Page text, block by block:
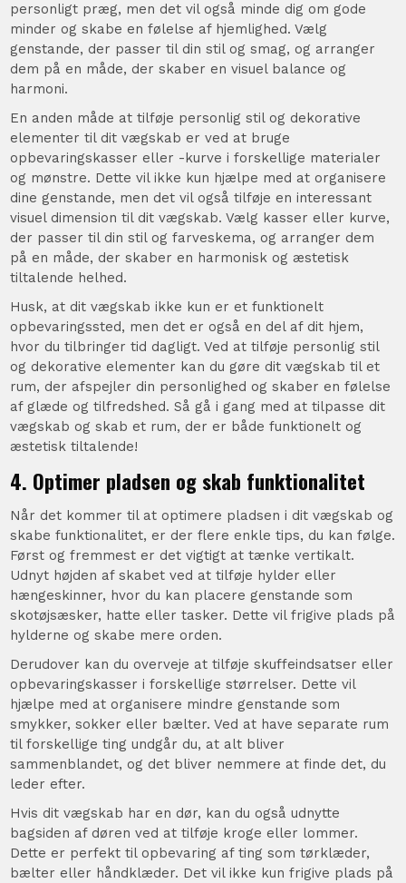
personligt præg, men det vil også minde dig om gode
minder og skabe en følelse af hjemlighed. Vælg
genstande, der passer til din stil og smag, og arranger
dem på en måde, der skaber en visuel balance og
harmoni.
En anden måde at tilføje personlig stil og dekorative
elementer til dit vægskab er ved at bruge
opbevaringskasser eller -kurve i forskellige materialer
og mønstre. Dette vil ikke kun hjælpe med at organisere
dine genstande, men det vil også tilføje en interessant
visuel dimension til dit vægskab. Vælg kasser eller kurve,
der passer til din stil og farveskema, og arranger dem
på en måde, der skaber en harmonisk og æstetisk
tiltalende helhed.
Husk, at dit vægskab ikke kun er et funktionelt
opbevaringssted, men det er også en del af dit hjem,
hvor du tilbringer tid dagligt. Ved at tilføje personlig stil
og dekorative elementer kan du gøre dit vægskab til et
rum, der afspejler din personlighed og skaber en følelse
af glæde og tilfredshed. Så gå i gang med at tilpasse dit
vægskab og skab et rum, der er både funktionelt og
æstetisk tiltalende!
4. Optimer pladsen og skab funktionalitet
Når det kommer til at optimere pladsen i dit vægskab og
skabe funktionalitet, er der flere enkle tips, du kan følge.
Først og fremmest er det vigtigt at tænke vertikalt.
Udnyt højden af skabet ved at tilføje hylder eller
hængeskinner, hvor du kan placere genstande som
skotøjsæsker, hatte eller tasker. Dette vil frigive plads på
hylderne og skabe mere orden.
Derudover kan du overveje at tilføje skuffeindsatser eller
opbevaringskasser i forskellige størrelser. Dette vil
hjælpe med at organisere mindre genstande som
smykker, sokker eller bælter. Ved at have separate rum
til forskellige ting undgår du, at alt bliver
sammenblandet, og det bliver nemmere at finde det, du
leder efter.
Hvis dit vægskab har en dør, kan du også udnytte
bagsiden af døren ved at tilføje kroge eller lommer.
Dette er perfekt til opbevaring af ting som tørklæder,
bælter eller håndklæder. Det vil ikke kun frigive plads på